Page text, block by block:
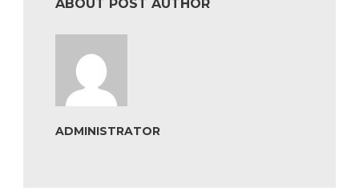
ABOUT POST AUTHOR
ADMINISTRATOR